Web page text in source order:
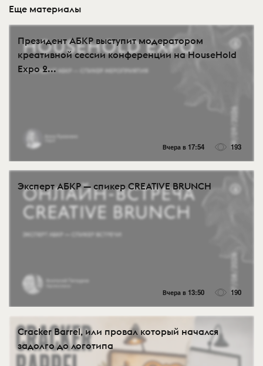
Еще материалы
Президент АБКР выступит модератором
креативной сессии конференции на HouseHold
Expo 2...
Вчера в 17:54 193
Эксперт АБКР — спикер CREATIVE BRUNCH
Вчера в 13:50 190
Cracker Barrel, или провал который начался
задолго до логотипа